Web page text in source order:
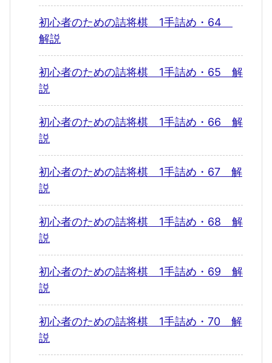
初心者のための詰将棋 1手詰め・64
解説
初心者のための詰将棋 1手詰め・65 解
説
初心者のための詰将棋 1手詰め・66 解
説
初心者のための詰将棋 1手詰め・67 解
説
初心者のための詰将棋 1手詰め・68 解
説
初心者のための詰将棋 1手詰め・69 解
説
初心者のための詰将棋 1手詰め・70 解
説